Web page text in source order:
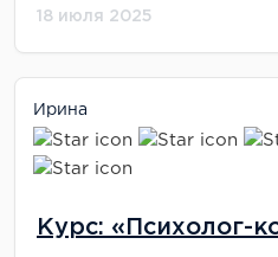
18 июля 2025
Ирина
Курс: «Психолог-